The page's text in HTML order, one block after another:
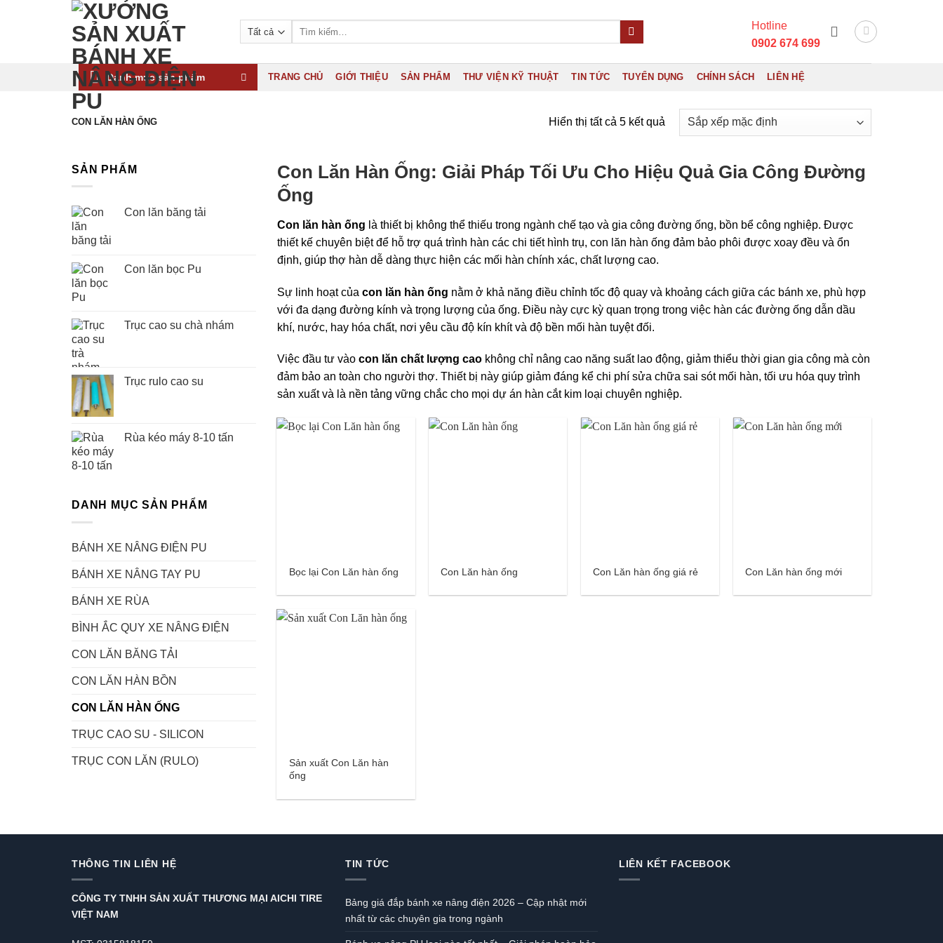
Hotline
0902 674 699
Danh mục sản phẩm TRANG CHỦ GIỚI THIỆU SẢN PHẨM THƯ VIỆN KỸ THUẬT TIN TỨC TUYỂN DỤNG CHÍNH SÁCH LIÊN HỆ
CON LĂN HÀN ỐNG Hiển thị tất cả 5 kết quả
SẢN PHẨM
Con lăn băng tải
Con lăn bọc Pu
Trục cao su chà nhám
Trục rulo cao su
Rùa kéo máy 8-10 tấn
DANH MỤC SẢN PHẨM
BÁNH XE NÂNG ĐIỆN PU
BÁNH XE NÂNG TAY PU
BÁNH XE RÙA
BÌNH ẮC QUY XE NÂNG ĐIỆN
CON LĂN BĂNG TẢI
CON LĂN HÀN BỒN
CON LĂN HÀN ỐNG
TRỤC CAO SU - SILICON
TRỤC CON LĂN (RULO)
Con Lăn Hàn Ống: Giải Pháp Tối Ưu Cho Hiệu Quả Gia Công Đường
Ống
Con lăn hàn ống là thiết bị không thể thiếu trong ngành chế tạo và gia công đường ống, bồn bể công nghiệp. Được
thiết kế chuyên biệt để hỗ trợ quá trình hàn các chi tiết hình trụ, con lăn hàn ống đảm bảo phôi được xoay đều và ổn
định, giúp thợ hàn dễ dàng thực hiện các mối hàn chính xác, chất lượng cao.
Sự linh hoạt của con lăn hàn ống nằm ở khả năng điều chỉnh tốc độ quay và khoảng cách giữa các bánh xe, phù hợp
với đa dạng đường kính và trọng lượng của ống. Điều này cực kỳ quan trọng trong việc hàn các đường ống dẫn dầu
khí, nước, hay hóa chất, nơi yêu cầu độ kín khít và độ bền mối hàn tuyệt đối.
Việc đầu tư vào con lăn chất lượng caokhông chỉ nâng cao năng suất lao động, giảm thiểu thời gian gia công mà còn
đảm bảo an toàn cho người thợ. Thiết bị này giúp giảm đáng kể chi phí sửa chữa sai sót mối hàn, tối ưu hóa quy trình
sản xuất và là nền tảng vững chắc cho mọi dự án hàn cắt kim loại chuyên nghiệp.
Bọc lại Con Lăn hàn ống Con Lăn hàn ống Con Lăn hàn ống giá rẻ Con Lăn hàn ống mới
Sản xuất Con Lăn hàn
ống
THÔNG TIN LIÊN HỆ
CÔNG TY TNHH SẢN XUẤT THƯƠNG MẠI AICHI TIRE
VIỆT NAM
TIN TỨC
Bảng giá đắp bánh xe nâng điện 2026 – Cập nhật mới
nhất từ các chuyên gia trong ngành
LIÊN KẾT FACEBOOK